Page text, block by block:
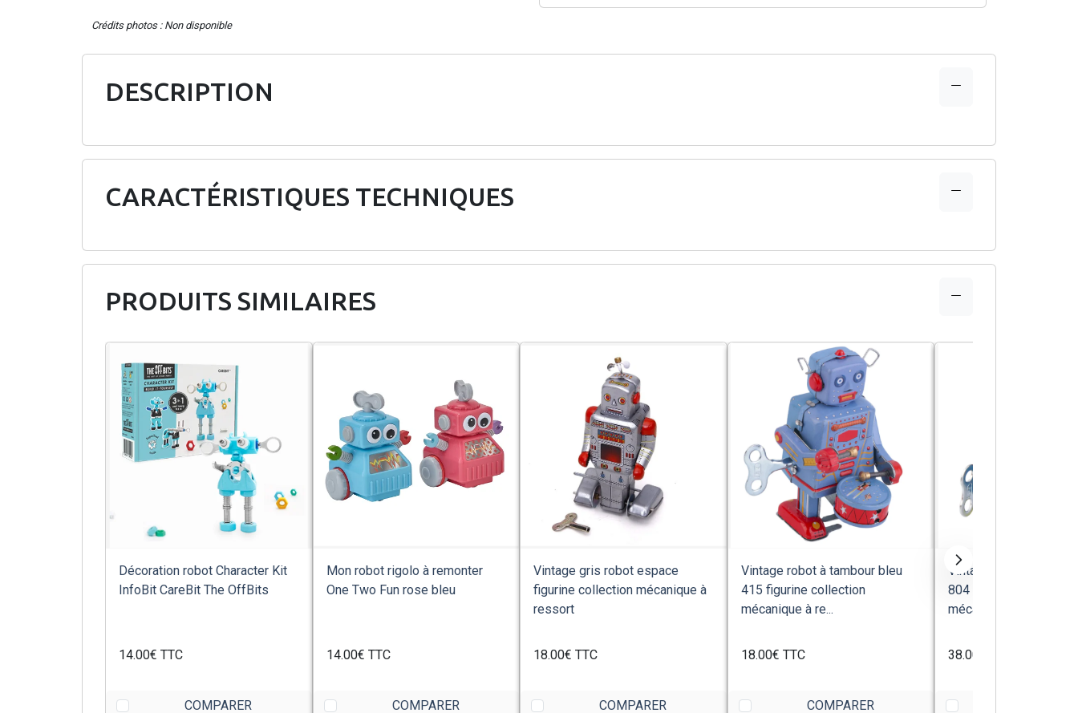
Crédits photos : Non disponible
DESCRIPTION
CARACTÉRISTIQUES TECHNIQUES
PRODUITS SIMILAIRES
Décoration robot Character Kit
InfoBit CareBit The OffBits
14.00€ TTC
COMPARER
Mon robot rigolo à remonter
One Two Fun rose bleu
14.00€ TTC
COMPARER
Vintage gris robot espace
figurine collection mécanique à
ressort
18.00€ TTC
COMPARER
Vintage robot à tambour bleu
415 figurine collection
mécanique à re...
18.00€ TTC
COMPARER
Vintage robot à
804 figurine collection
mécanique à re...
38.00€